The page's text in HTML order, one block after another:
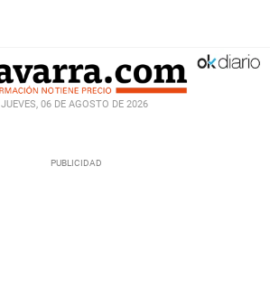
JUEVES, 06 DE AGOSTO DE 2026